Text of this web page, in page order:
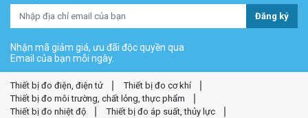
Đăng ký
Nhận mã giảm giá, ưu đãi độc quyền qua
Email của bạn mỗi ngày.
Thiết bị đo điện, điện tử
Thiết bị đo cơ khí
Thiết bị đo môi trường, chất lỏng, thực phẩm
Thiết bị đo nhiệt độ
Thiết bị đo áp suất, thủy lực